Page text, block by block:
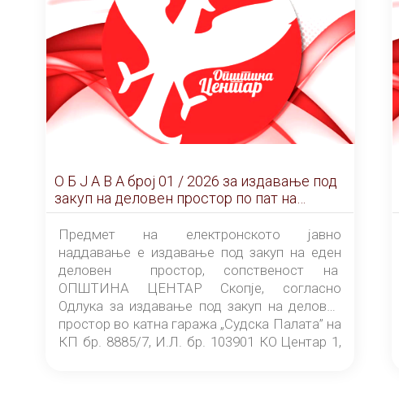
О Б Ј А В А брoj 01 / 2026 за издавање под
закуп на деловен простор по пат на
ЕЛЕКТРОНСКО ЈАВНО НАДДАВАЊЕ
Предмет на електронското јавно
наддавање е издавање под закуп на еден
деловен простор, сопственост на
ОПШТИНА ЦЕНТАР Скопје, согласно
Одлука за издавање под закуп на деловен
простор во катна гаража „Судска Палата” на
КП бр. 8885/7, И.Л. бр. 103901 КО Центар 1,